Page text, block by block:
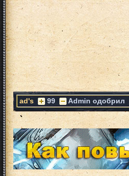
ad's 99 Admin одобрил